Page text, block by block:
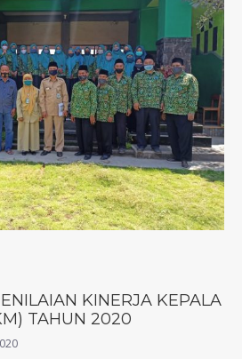
KINERJA KEPALA
TAHUN 2020